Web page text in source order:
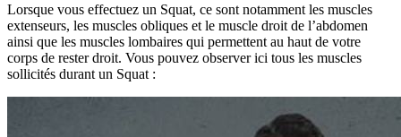
Lorsque vous effectuez un Squat, ce sont notamment les muscles
extenseurs, les muscles obliques et le muscle droit de l’abdomen
ainsi que les muscles lombaires qui permettent au haut de votre
corps de rester droit. Vous pouvez observer ici tous les muscles
sollicités durant un Squat :